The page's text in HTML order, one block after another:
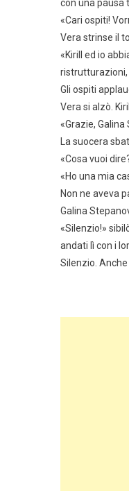
con una pausa
«Cari ospiti!
Vera strinse il
«Kirill ed io
ristrutturazioni,
Gli ospiti
Vera si alzò.
«Grazie,
La suocera
«Cosa vuoi
«Ho una mia
Non ne aveva
Galina
«Silenzio!»
andati lì con i
Silenzio.